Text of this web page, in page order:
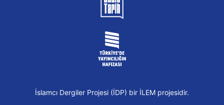
İslamcı Dergiler Projesi (İDP) bir İLEM projesidir.